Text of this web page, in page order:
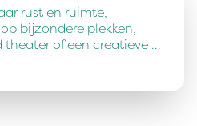
rust en ruimte,
bijzondere plekken,
theater of een creatieve …